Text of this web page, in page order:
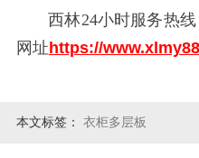
西林24小时服务热
网址 https://
本文标签： 衣柜多层板